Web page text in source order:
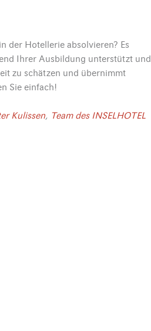
der Hotellerie absolvieren? Es
Ihrer Ausbildung unterstützt und
zu schätzen und übernimmt
Sie einfach!
Kulissen, Team des INSELHOTEL